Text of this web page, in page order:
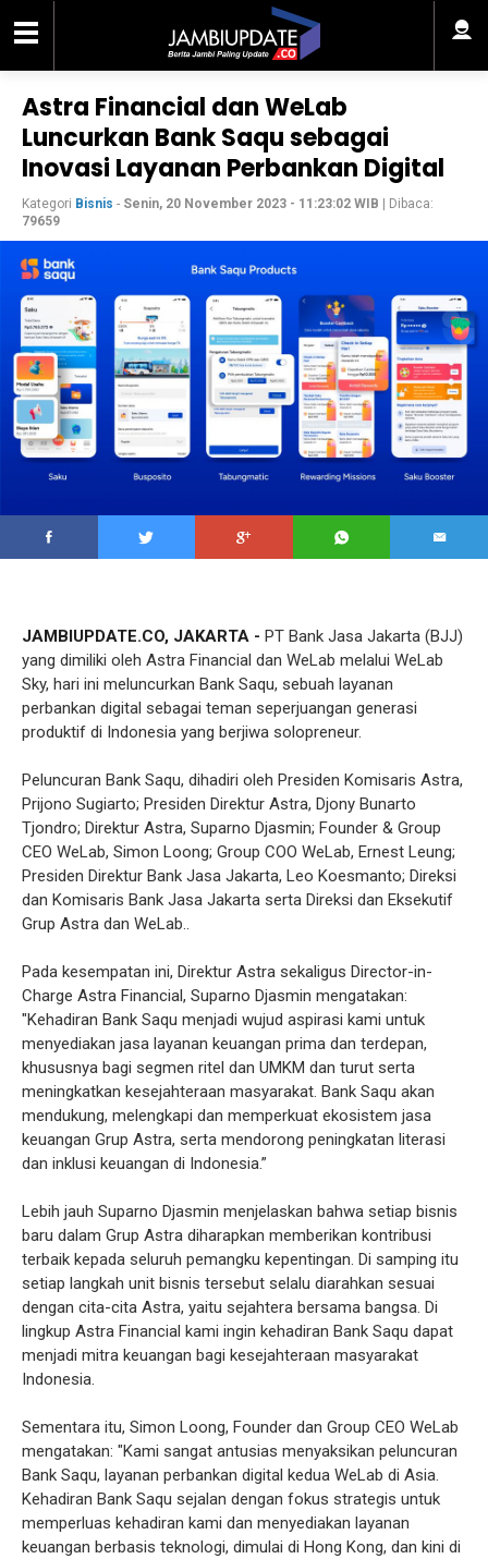
Astra Financial dan WeLab
Luncurkan Bank Saqu sebagai
Inovasi Layanan Perbankan Digital
Kategori Bisnis - Senin, 20 November 2023 - 11:23:02 WIB | Dibaca:
79659
JAMBIUPDATE.CO, JAKARTA - PT Bank Jasa Jakarta (BJJ)
yang dimiliki oleh Astra Financial dan WeLab melalui WeLab
Sky, hari ini meluncurkan Bank Saqu, sebuah layanan
perbankan digital sebagai teman seperjuangan generasi
produktif di Indonesia yang berjiwa solopreneur.
Peluncuran Bank Saqu, dihadiri oleh Presiden Komisaris Astra,
Prijono Sugiarto; Presiden Direktur Astra, Djony Bunarto
Tjondro; Direktur Astra, Suparno Djasmin; Founder & Group
CEO WeLab, Simon Loong; Group COO WeLab, Ernest Leung;
Presiden Direktur Bank Jasa Jakarta, Leo Koesmanto; Direksi
dan Komisaris Bank Jasa Jakarta serta Direksi dan Eksekutif
Grup Astra dan WeLab..
Pada kesempatan ini, Direktur Astra sekaligus Director-in-
Charge Astra Financial, Suparno Djasmin mengatakan:
"Kehadiran Bank Saqu menjadi wujud aspirasi kami untuk
menyediakan jasa layanan keuangan prima dan terdepan,
khususnya bagi segmen ritel dan UMKM dan turut serta
meningkatkan kesejahteraan masyarakat. Bank Saqu akan
mendukung, melengkapi dan memperkuat ekosistem jasa
keuangan Grup Astra, serta mendorong peningkatan literasi
dan inklusi keuangan di Indonesia.”
Lebih jauh Suparno Djasmin menjelaskan bahwa setiap bisnis
baru dalam Grup Astra diharapkan memberikan kontribusi
terbaik kepada seluruh pemangku kepentingan. Di samping itu
setiap langkah unit bisnis tersebut selalu diarahkan sesuai
dengan cita-cita Astra, yaitu sejahtera bersama bangsa. Di
lingkup Astra Financial kami ingin kehadiran Bank Saqu dapat
menjadi mitra keuangan bagi kesejahteraan masyarakat
Indonesia.
Sementara itu, Simon Loong, Founder dan Group CEO WeLab
mengatakan: "Kami sangat antusias menyaksikan peluncuran
Bank Saqu, layanan perbankan digital kedua WeLab di Asia.
Kehadiran Bank Saqu sejalan dengan fokus strategis untuk
memperluas kehadiran kami dan menyediakan layanan
keuangan berbasis teknologi, dimulai di Hong Kong, dan kini di